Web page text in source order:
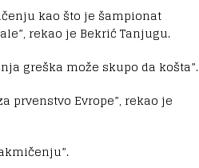
kao što je šampionat
rekao je Bekrić Tanjugu.
greška može skupo da košta”.
prvenstvo Evrope”, rekao je